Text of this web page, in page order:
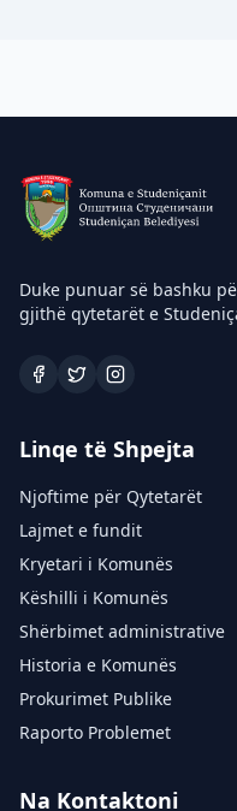
Duke punuar së bashku
gjithë qytetarët e
Linqe të Shpejta
Njoftime për Qytetarët
Lajmet e fundit
Kryetari i Komunës
Këshilli i Komunës
Shërbimet administrative
Historia e Komunës
Prokurimet Publike
Raporto Problemet
Na Kontaktoni